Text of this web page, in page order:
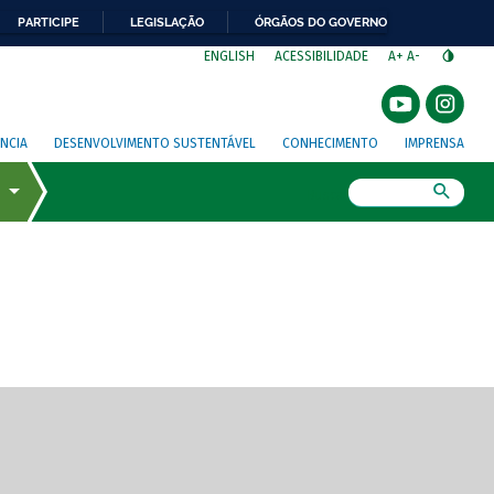
PARTICIPE LEGISLAÇÃO ÓRGÃOS DO GOVERNO
ENGLISH ACESSIBILIDADE A+ A-
DESENVOLVIMENTO SUSTENTÁVEL CONHECIMENTO IMPRENSA
de tela